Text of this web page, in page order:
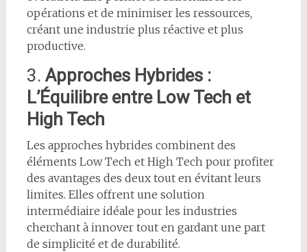
opérations et de minimiser les ressources,
créant une industrie plus réactive et plus
productive.
3. Approches Hybrides :
L’Équilibre entre Low Tech et
High Tech
Les approches hybrides combinent des
éléments Low Tech et High Tech pour profiter
des avantages des deux tout en évitant leurs
limites. Elles offrent une solution
intermédiaire idéale pour les industries
cherchant à innover tout en gardant une part
de simplicité et de durabilité.